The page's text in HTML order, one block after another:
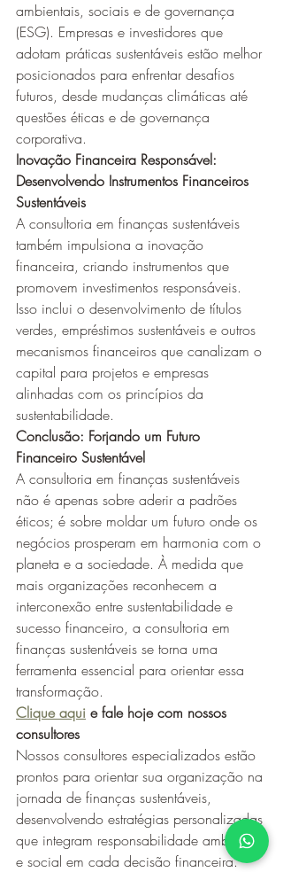
ambientais, sociais e de governança
(ESG). Empresas e investidores que
adotam práticas sustentáveis estão melhor
posicionados para enfrentar desafios
futuros, desde mudanças climáticas até
questões éticas e de governança
corporativa.
Inovação Financeira Responsável:
Desenvolvendo Instrumentos Financeiros
Sustentáveis
A consultoria em finanças sustentáveis
também impulsiona a inovação
financeira, criando instrumentos que
promovem investimentos responsáveis.
Isso inclui o desenvolvimento de títulos
verdes, empréstimos sustentáveis e outros
mecanismos financeiros que canalizam o
capital para projetos e empresas
alinhadas com os princípios da
sustentabilidade.
Conclusão: Forjando um Futuro
Financeiro Sustentável
A consultoria em finanças sustentáveis
não é apenas sobre aderir a padrões
éticos; é sobre moldar um futuro onde os
negócios prosperam em harmonia com o
planeta e a sociedade. À medida que
mais organizações reconhecem a
interconexão entre sustentabilidade e
sucesso financeiro, a consultoria em
finanças sustentáveis se torna uma
ferramenta essencial para orientar essa
transformação.
Clique aqui e fale hoje com nossos
consultores
Nossos consultores especializados estão
prontos para orientar sua organização na
jornada de finanças sustentáveis,
desenvolvendo estratégias personalizadas
que integram responsabilidade ambiental
e social em cada decisão financeira.